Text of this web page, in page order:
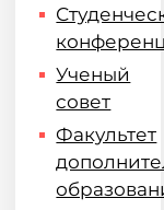
Ученый
совет
Факультет